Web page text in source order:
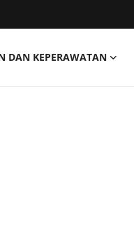
DAN KEPERAWATAN